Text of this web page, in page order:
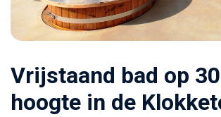
Vrijstaand bad op
hoogte in de